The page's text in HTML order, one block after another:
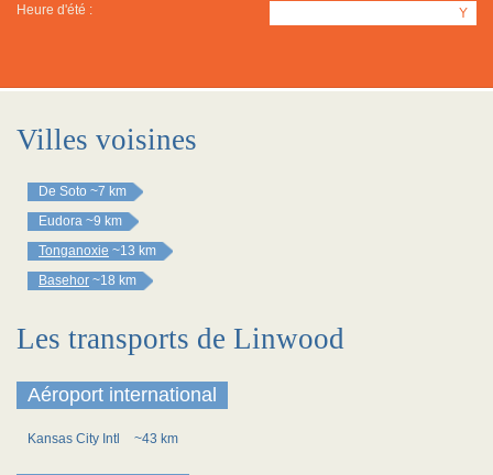
Heure d'été : Y
Villes voisines
De Soto ~7 km
Eudora ~9 km
Tonganoxie ~13 km
Basehor ~18 km
Les transports de Linwood
Aéroport international
Kansas City Intl ~43 km